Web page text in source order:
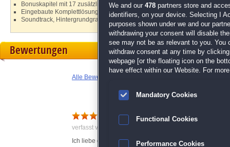
Bonuskapitel mit 17 zusätzlichen Leveln
Eingebaute Komplettlösung
Soundtrack, Hintergrundgrafiken und mehr
Bewertungen
Alle Bewertungen anzeigen
Einfach schön
verfasst von C. am 06.08.2022 um 12:58
Ich liebe diese kleinen fleißigen Wichtel und freue mich
We and our 478 partners store and
identifiers, on your device. Selecting I
purposes shown under we and our
withdrawing your consent will disable
see may not be as relevant to you. You
withdraw consent at any time by
webpage [or the floating icon on the
have effect within our Website. For
Mandatory Cookies
Functional Cookies
Performance Cookies